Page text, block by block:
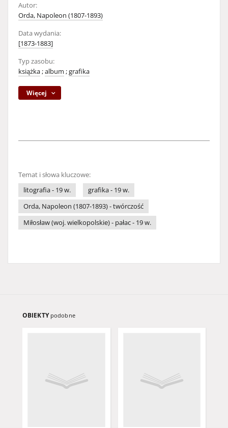
Autor:
Orda, Napoleon (1807-1893)
Data wydania:
[1873-1883]
Typ zasobu:
książka;album ;grafika
Więcej
Temat i słowa kluczowe:
litografia - 19 w.
grafika - 19 w.
Orda, Napoleon (1807-1893) - twórczość
Miłosław (woj. wielkopolskie) - pałac - 19 w.
OBIEKTY podobne